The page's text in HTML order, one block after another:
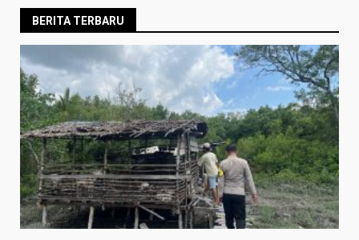
BERITA TERBARU